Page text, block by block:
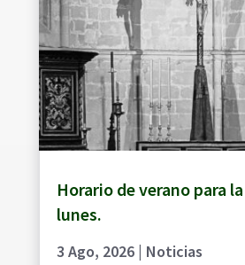
Horario de verano para
lunes.
3 Ago, 2026| Noticias